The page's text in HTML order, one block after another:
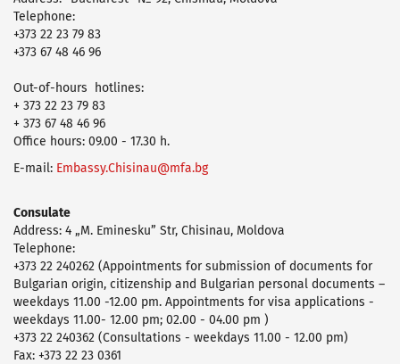
Telephone:
+373 22 23 79 83
+373 67 48 46 96
Оut-of-hours hotlines:
+ 373 22 23 79 83
+ 373 67 48 46 96
Office hours: 09.00 - 17.30 h.
E-mail: Embassy.Chisinau@mfa.bg
Consulate
Address: 4 „M. Eminesku” Str, Chisinau, Moldova
Telephone:
+373 22 240262 (Appointments for submission of documents for
Bulgarian origin, citizenship and Bulgarian personal documents –
weekdays 11.00 -12.00 pm. Appointments for visa applications -
weekdays 11.00- 12.00 pm; 02.00 - 04.00 pm )
+373 22 240362 (Consultations - weekdays 11.00 - 12.00 pm)
Fax: +373 22 23 0361